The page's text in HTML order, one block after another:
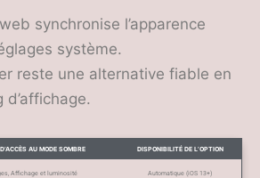
synchronise l’apparence
système.
reste une alternative fiable en
AU MODE SOMBRE DISPONIBILITÉ DE L’OPTION
Affichage et luminosité Automatique (iOS 13+)